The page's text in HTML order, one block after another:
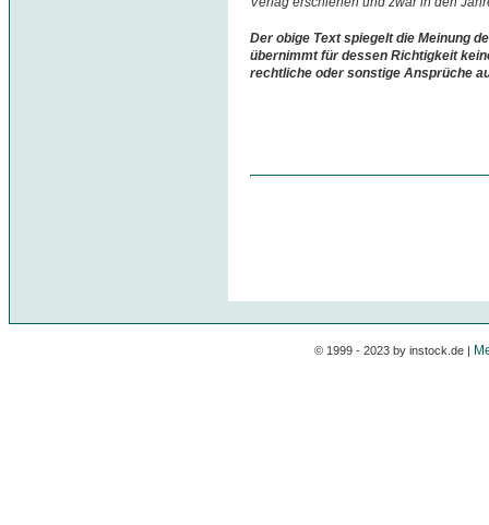
Der obige Text spiegelt die Meinung
übernimmt für dessen Richtigkeit
rechtliche oder sonstige Ansprüche
© 1999 - 2023 by instock.de |